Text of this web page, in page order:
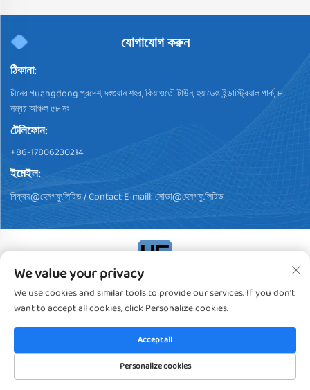
যোগাযোগ করুন
ঠিকানা:
চীনের গuangdong প্রদেশ, দংগুয়ান শহর, কিয়াওতৌ টাউন, হুয়াডেঙ ইন্ডাস্ট্রিয়াল পার্ক, ৮
নম্বর আঞ্চল ৫৮ নং
টেলিফোন:
+86-17806230214
ইমেইল:
বিক্রয়@হেনগফু.লিটিড/ Contact E-maill:সোডা@হেনগফু.লিটিড
কপিরাইট © 2024, ডংগুয়ান হেন্গফু প্লাস্টিক প্রোডাক্টস কো., লিমিটেড। সব অধিকার
সংরক্ষিতগোপনীয়তা নীতি
We value your privacy
We use cookies and similar tools to provide our services. If you don't
want to accept all cookies, click Personalize cookies.
Personalize cookies
Accept all